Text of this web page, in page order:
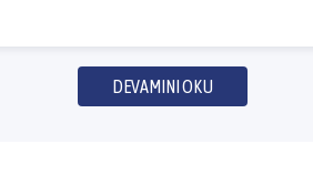
DEVAMINI OKU